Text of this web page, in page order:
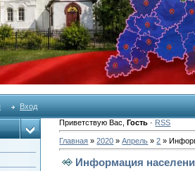
Вход
Приветствую Вас ,Гость · RSS
Главная »2020 » Апрель » 2 »
Информация